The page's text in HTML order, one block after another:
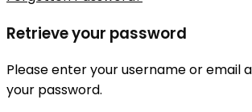
Retrieve your password
Please enter your username or email
your password.